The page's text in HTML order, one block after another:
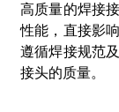
高质量的焊接
性能，直接影
遵循焊接规范
接头的质量。